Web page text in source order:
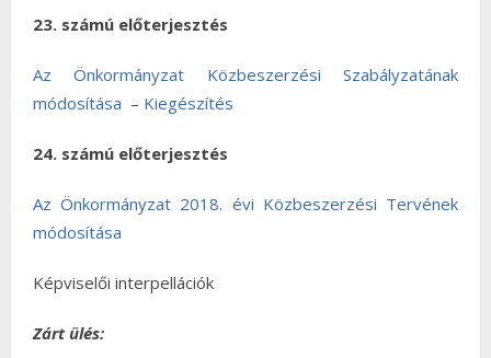
23. számú előterjesztés
Az Önkormányzat Közbeszerzési Szabályzatának
módosítása – Kiegészítés
24. számú előterjesztés
Az Önkormányzat 2018. évi Közbeszerzési Tervének
módosítása
Képviselői interpellációk
Zárt ülés: